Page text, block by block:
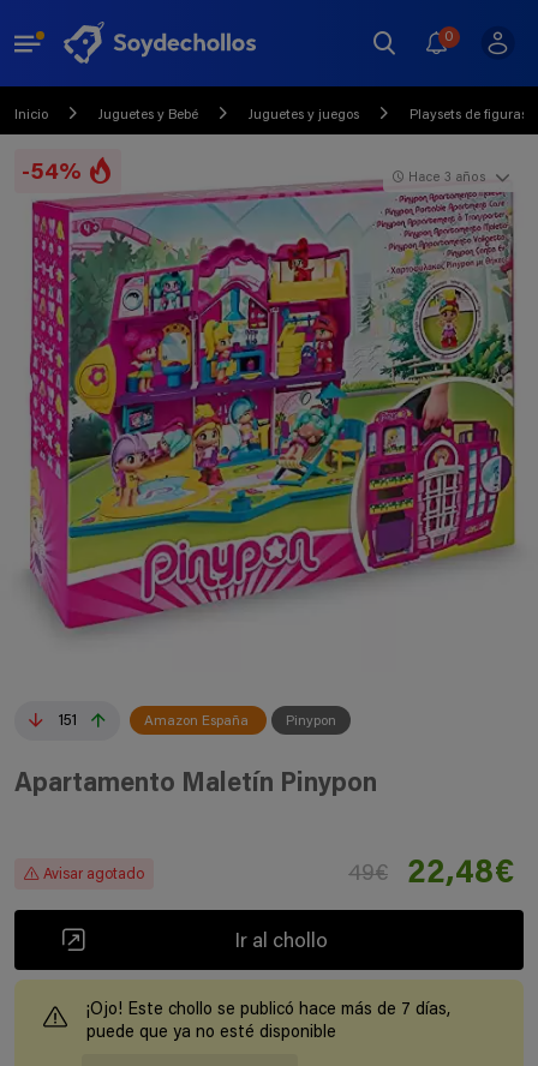
0
Inicio Juguetes y Bebé Juguetes y juegos Playsets de figuras
-54%
151 Amazon España Pinypon
Hace 3 años
Apartamento Maletín Pinypon
Avisar agotado 49€ 22,48€
Ir al chollo
¡Ojo! Este chollo se publicó hace más de 7 días,
puede que ya no esté disponible